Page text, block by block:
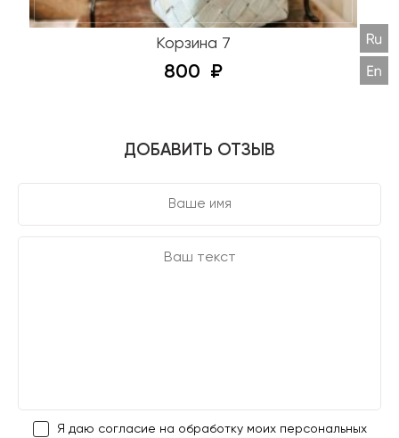
Корзина 7
800
ДОБАВИТЬ ОТЗЫВ
Я даю согласие на обработку моих персональных